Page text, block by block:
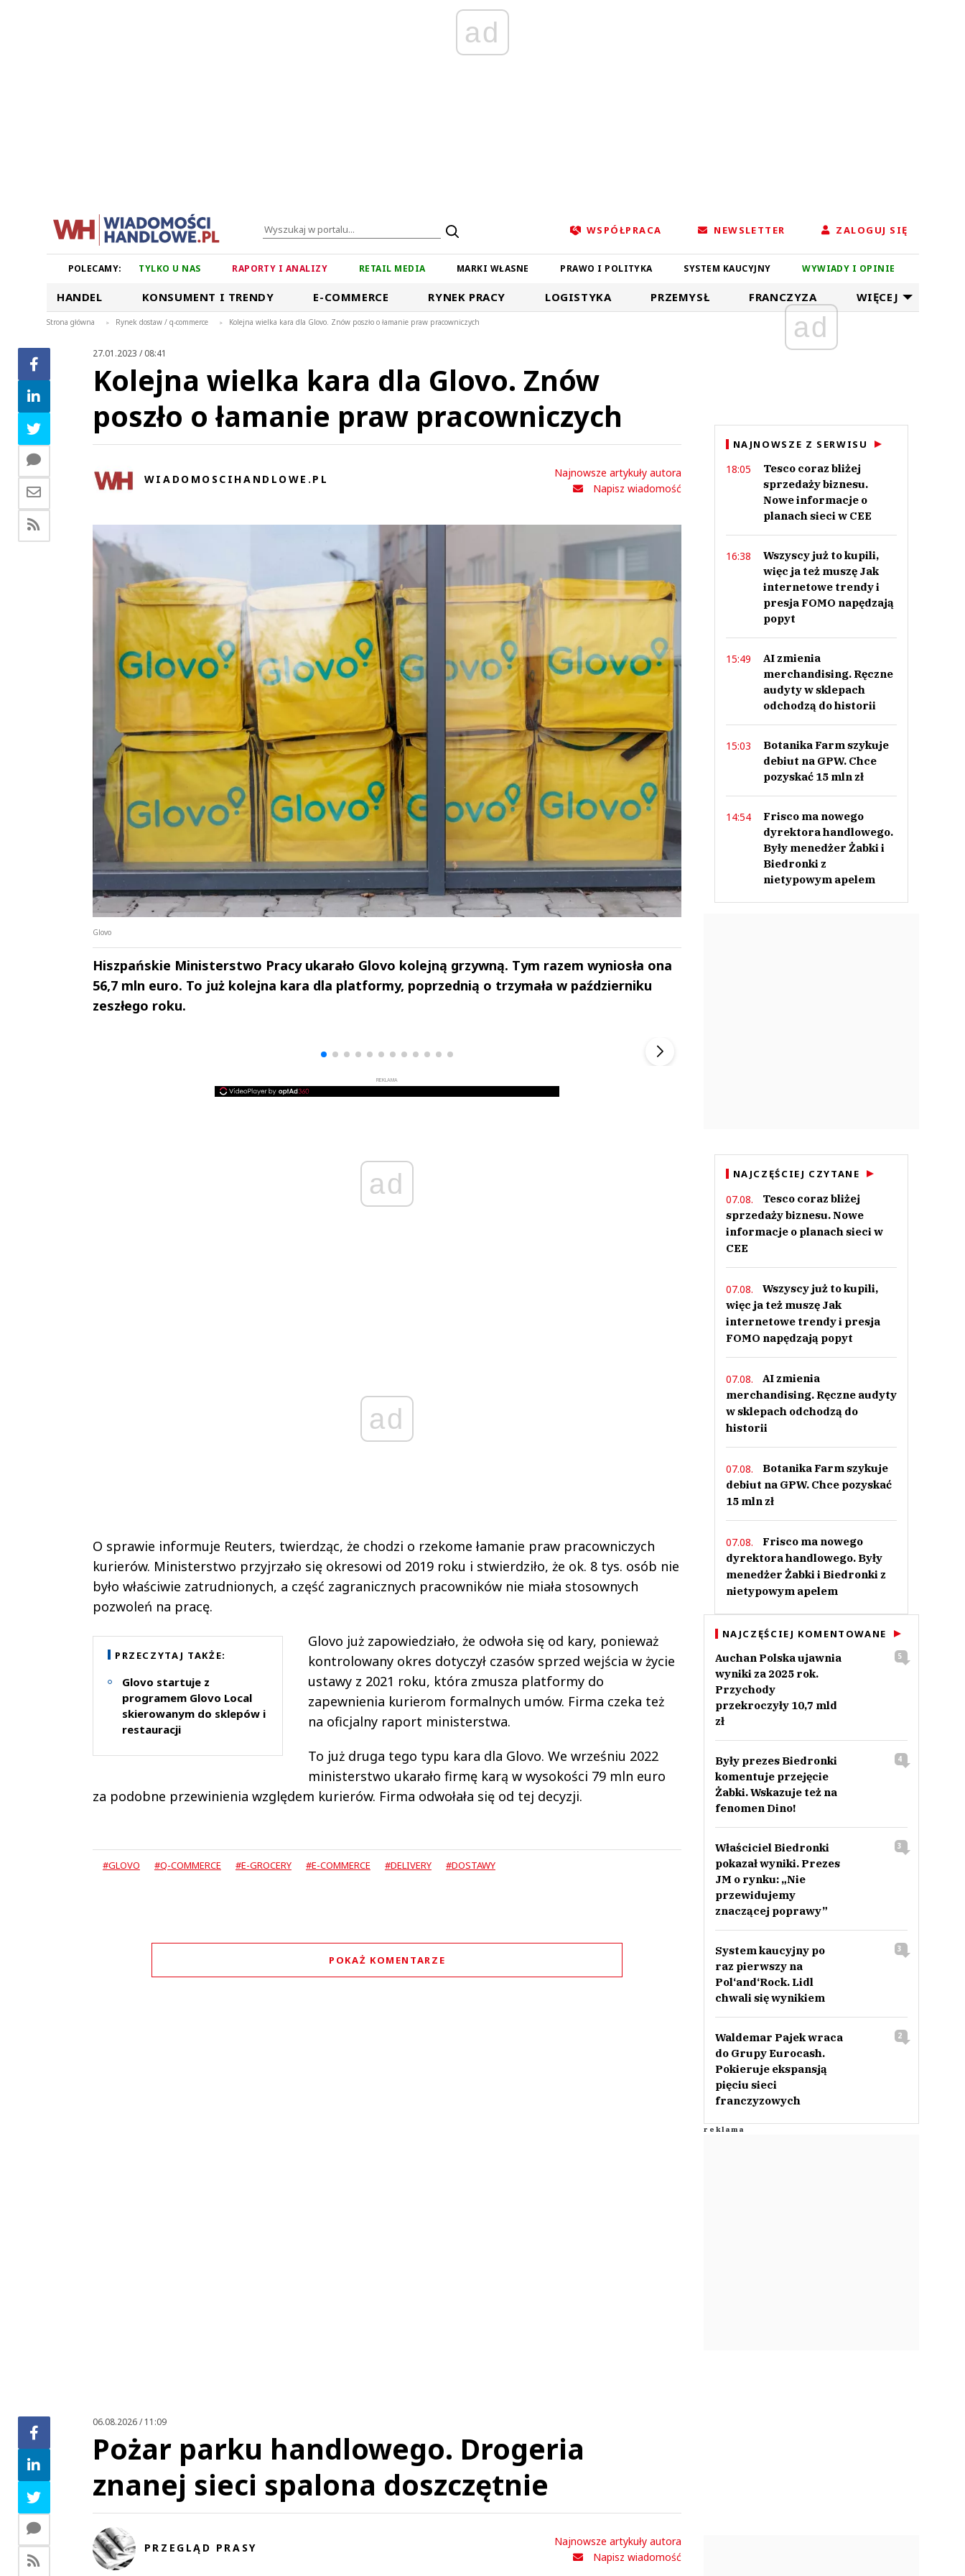
ad
WSPÓŁPRACA NEWSLETTER ZALOGUJ SIĘ
POLECAMY: TYLKO U NAS RAPORTY I ANALIZY RETAIL MEDIA MARKI WŁASNE PRAWO I POLITYKA SYSTEM KAUCYJNY WYWIADY I OPINIE
HANDEL KONSUMENT I TRENDY E-COMMERCE RYNEK PRACY LOGISTYKA PRZEMYSŁ FRANCZYZA WIĘCEJ
Strona główna > Rynek dostaw / q-commerce > Kolejna wielka kara dla Glovo. Znów poszło o łamanie praw pracowniczych
27.01.2023 / 08:41
Kolejna wielka kara dla Glovo. Znów
poszło o łamanie praw pracowniczych
WIADOMOSCIHANDLOWE.PL
Najnowsze artykuły autora
Napisz wiadomość
Glovo
Hiszpańskie Ministerstwo Pracy ukarało Glovo kolejną grzywną. Tym razem wyniosła ona
56,7 mln euro. To już kolejna kara dla platformy, poprzednią o trzymała w październiku
zeszłego roku.
REKLAMA
ad
ad
O sprawie informuje Reuters, twierdząc, że chodzi o rzekome łamanie praw pracowniczych
kurierów. Ministerstwo przyjrzało się okresowi od 2019 roku i stwierdziło, że ok. 8 tys. osób nie
było właściwie zatrudnionych, a część zagranicznych pracowników nie miała stosownych
pozwoleń na pracę.
PRZECZYTAJ TAKŻE:
Glovo startuje z
programem Glovo Local
skierowanym do sklepów i
restauracji
Glovo już zapowiedziało, że odwoła się od kary, ponieważ
kontrolowany okres dotyczył czasów sprzed wejścia w życie
ustawy z 2021 roku, która zmusza platformy do
zapewnienia kurierom formalnych umów. Firma czeka też
na oficjalny raport ministerstwa.
To już druga tego typu kara dla Glovo. We wrześniu 2022
ministerstwo ukarało firmę karą w wysokości 79 mln euro
za podobne przewinienia względem kurierów. Firma odwołała się od tej decyzji.
#GLOVO #Q-COMMERCE #E-GROCERY #E-COMMERCE #DELIVERY #DOSTAWY
POKAŻ KOMENTARZE
Andrzej i Marta
ad
NAJNOWSZE Z SERWISU
18:05
Tesco coraz bliżej
sprzedaży biznesu.
Nowe informacje o
planach sieci w CEE
16:38
Wszyscy już to kupili,
więc ja też muszę Jak
internetowe trendy i
presja FOMO napędzają
popyt
15:49
AI zmienia
merchandising. Ręczne
audyty w sklepach
odchodzą do historii
15:03
Botanika Farm szykuje
debiut na GPW. Chce
pozyskać 15 mln zł
14:54
Frisco ma nowego
dyrektora handlowego.
Były menedżer Żabki i
Biedronki z
nietypowym apelem
NAJCZĘŚCIEJ CZYTANE
07.08.
Tesco coraz bliżej
sprzedaży biznesu. Nowe
informacje o planach sieci w
CEE
07.08.
Wszyscy już to kupili,
więc ja też muszę Jak
internetowe trendy i presja
FOMO napędzają popyt
07.08.
AI zmienia
merchandising. Ręczne audyty
w sklepach odchodzą do
historii
07.08.
Botanika Farm szykuje
debiut na GPW. Chce pozyskać
15 mln zł
07.08.
Frisco ma nowego
dyrektora handlowego. Były
menedżer Żabki i Biedronki z
nietypowym apelem
NAJCZĘŚCIEJ KOMENTOWANE
Auchan Polska ujawnia
wyniki za 2025 rok.
Przychody
przekroczyły 10,7 mld
zł
5
Były prezes Biedronki
komentuje przejęcie
Żabki. Wskazuje też na
fenomen Dino!
4
Właściciel Biedronki
pokazał wyniki. Prezes
JM o rynku: „Nie
przewidujemy
znaczącej poprawy”
3
System kaucyjny po
raz pierwszy na
Pol‘and‘Rock. Lidl
chwali się wynikiem
3
Waldemar Pajek wraca
do Grupy Eurocash.
Pokieruje ekspansją
pięciu sieci
franczyzowych
2
06.08.2026 / 11:09
Pożar parku handlowego. Drogeria
znanej sieci spalona doszczętnie
PRZEGLĄD PRASY
Najnowsze artykuły autora
Napisz wiadomość